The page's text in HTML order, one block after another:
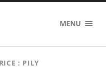
MENU
: PILY